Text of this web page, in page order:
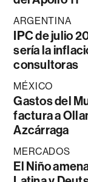
ARGENTINA
IPC de julio
sería la
consultoras
MÉXICO
Gastos del
factura a
Azcárraga
MERCADOS
El Niño